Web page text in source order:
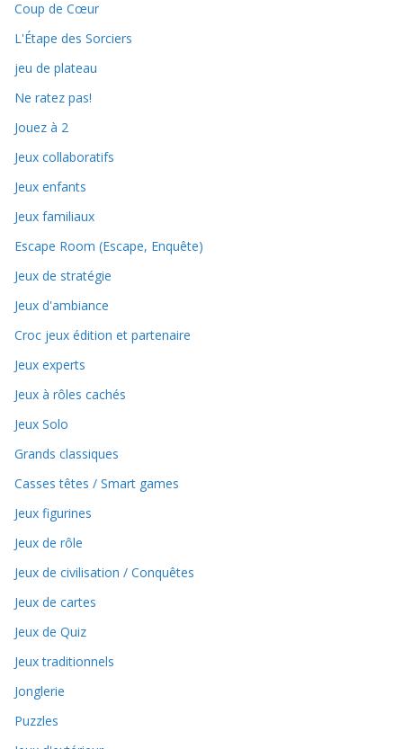
Coup de Cœur
L'Étape des Sorciers
jeu de plateau
Ne ratez pas!
Jouez à 2
Jeux collaboratifs
Jeux enfants
Jeux familiaux
Escape Room (Escape, Enquête)
Jeux de stratégie
Jeux d'ambiance
Croc jeux édition et partenaire
Jeux experts
Jeux à rôles cachés
Jeux Solo
Grands classiques
Casses têtes / Smart games
Jeux figurines
Jeux de rôle
Jeux de civilisation / Conquêtes
Jeux de cartes
Jeux de Quiz
Jeux traditionnels
Jonglerie
Puzzles